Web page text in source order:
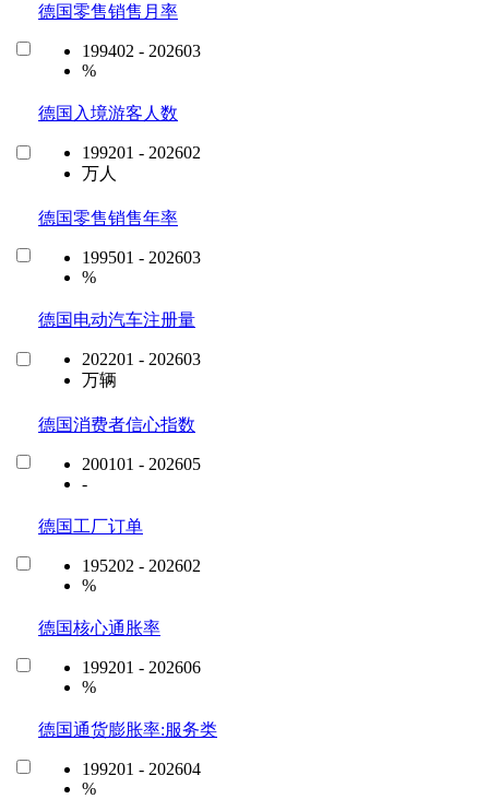
德国零售销售月率
199402 - 202603
%
德国入境游客人数
199201 - 202602
万人
德国零售销售年率
199501 - 202603
%
德国电动汽车注册量
202201 - 202603
万辆
德国消费者信心指数
200101 - 202605
-
德国工厂订单
195202 - 202602
%
德国核心通胀率
199201 - 202606
%
德国通货膨胀率:服务类
199201 - 202604
%